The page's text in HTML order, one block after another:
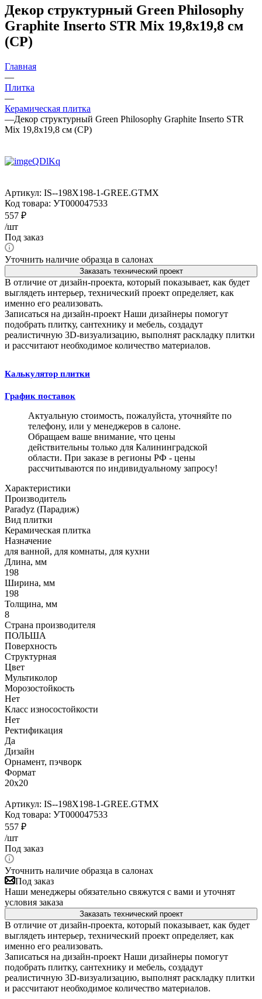
Декор структурный Green Philosophy
Graphite Inserto STR Mix 19,8x19,8 см
(CP)
Главная
—
Плитка
—
Керамическая плитка
—Декор структурный Green Philosophy Graphite Inserto STR
Mix 19,8x19,8 см (CP)
Артикул: IS--198X198-1-GREE.GTMX
Код товара: УТ000047533
557 ₽
/шт
Под заказ
Уточнить наличие образца в салонах
Заказать технический проект
В отличие от дизайн-проекта, который показывает, как будет
выглядеть интерьер, технический проект определяет, как
именно его реализовать.
Записаться на дизайн-проект Наши дизайнеры помогут
подобрать плитку, сантехнику и мебель, создадут
реалистичную 3D-визуализацию, выполнят раскладку плитки
и рассчитают необходимое количество материалов.
Калькулятор плитки
График поставок
Актуальную стоимость, пожалуйста, уточняйте по
телефону, или у менеджеров в салоне.
Обращаем ваше внимание, что цены
действительны только для Калининградской
области. При заказе в регионы РФ - цены
рассчитываются по индивидуальному запросу!
Характеристики
Производитель
Paradyz (Парадиж)
Вид плитки
Керамическая плитка
Назначение
для ванной, для комнаты, для кухни
Длина, мм
198
Ширина, мм
198
Толщина, мм
8
Страна производителя
ПОЛЬША
Поверхность
Структурная
Цвет
Мультиколор
Морозостойкость
Нет
Класс износостойкости
Нет
Ректификация
Да
Дизайн
Орнамент, пэчворк
Формат
20x20
Артикул: IS--198X198-1-GREE.GTMX
Код товара: УТ000047533
557 ₽
/шт
Под заказ
Уточнить наличие образца в салонах
Под заказ
Наши менеджеры обязательно свяжутся с вами и уточнят
условия заказа
Заказать технический проект
В отличие от дизайн-проекта, который показывает, как будет
выглядеть интерьер, технический проект определяет, как
именно его реализовать.
Записаться на дизайн-проект Наши дизайнеры помогут
подобрать плитку, сантехнику и мебель, создадут
реалистичную 3D-визуализацию, выполнят раскладку плитки
и рассчитают необходимое количество материалов.